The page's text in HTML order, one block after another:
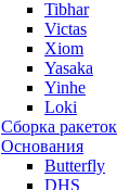
Tibhar
Victas
Xiom
Yasaka
Yinhe
Loki
Сборка ракеток
Основания
Butterfly
DHS